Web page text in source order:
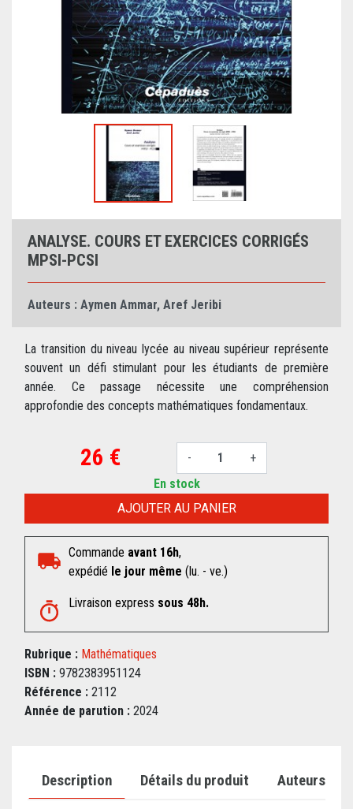
ANALYSE. COURS ET EXERCICES CORRIGÉS
MPSI-PCSI
Auteurs : Aymen Ammar, Aref Jeribi
La transition du niveau lycée au niveau supérieur représente
souvent un défi stimulant pour les étudiants de première
année. Ce passage nécessite une compréhension
approfondie des concepts mathématiques fondamentaux.
26 € - +
AJOUTER AU PANIER
En stock
Commande avant 16h,
expédié le jour même (lu. - ve.)
Livraison express sous 48h.
Rubrique : Mathématiques
ISBN : 9782383951124
Référence : 2112
Année de parution : 2024
Description Détails du produit Auteurs